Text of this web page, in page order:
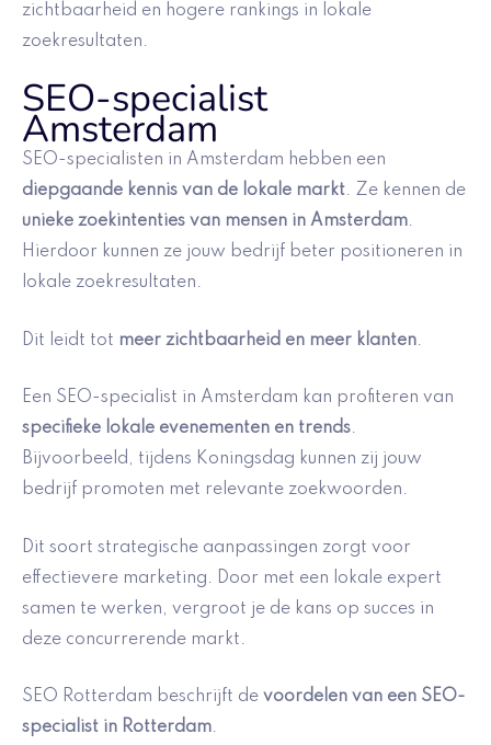
zichtbaarheid en hogere rankings in lokale
zoekresultaten.
SEO-specialist
Amsterdam
SEO-specialisten in Amsterdam hebben een
diepgaande kennis van de lokale markt. Ze kennen de
unieke zoekintenties van mensen in Amsterdam.
Hierdoor kunnen ze jouw bedrijf beter positioneren in
lokale zoekresultaten.
Dit leidt tot meer zichtbaarheid en meer klanten.
Een SEO-specialist in Amsterdam kan profiteren van
specifieke lokale evenementen en trends.
Bijvoorbeeld, tijdens Koningsdag kunnen zij jouw
bedrijf promoten met relevante zoekwoorden.
Dit soort strategische aanpassingen zorgt voor
effectievere marketing. Door met een lokale expert
samen te werken, vergroot je de kans op succes in
deze concurrerende markt.
SEO Rotterdam beschrijft de voordelen van een SEO-
specialist in Rotterdam.